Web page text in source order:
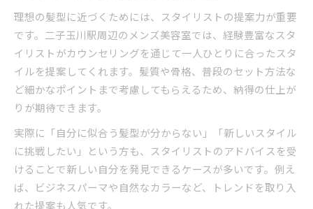
理想の髪型に近づくためには、スタイリストの提案力が重要
です。二子玉川駅周辺のメンズ美容室では、経験豊富なスタ
イリストがカウンセリングを通じて一人ひとりに合ったスタ
イルを提案してくれます。髪質や骨格、普段のセット方法な
ど細かなポイントまで考慮してもらえるため、納得の仕上が
りが期待できます。
実際に「自分に似合う髪型が分からない」「新しいスタイル
に挑戦したい」という方も、スタイリストのアドバイスを受
けることで新しい自分を発見できるケースが多いです。例え
ば、ビジネスパーマや自然なカラーなど、トレンドを取り入
れた提案も人気です。